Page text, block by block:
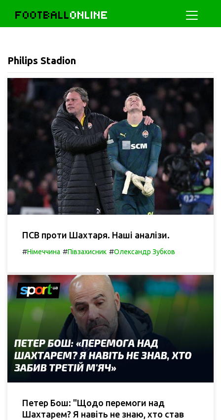
FOOTBALLONLINE
Philips Stadion
ПСВ проти Шахтаря. Наші аналізи.
#Німеччина #Півзахисник #Олександр Зубков
Петер Бош: "Щодо перемоги над
Шахтарем? Я навіть не знаю, хто став